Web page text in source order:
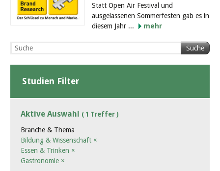
Statt Open Air Festival und
ausgelassenen Sommerfesten gab es in
diesem Jahr ...
mehr
Suche
Studien Filter
Aktive Auswahl ( 1 Treffer )
Branche & Thema
Bildung & Wissenschaft ×
Essen & Trinken ×
Gastronomie ×